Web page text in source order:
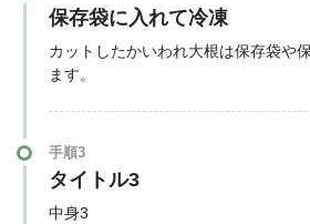
保存袋に入れて冷凍
カットしたかいわれ大根は保存袋や
ます。
手順3
タイトル3
中身3